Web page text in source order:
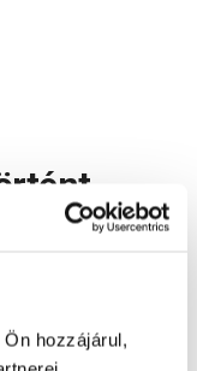
hozzájárul,